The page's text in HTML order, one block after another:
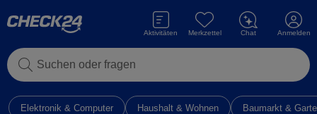
Suchen oder fragen
Aktivitäten Merkzettel Chat Anmelden
Elektronik & Computer Haushalt & Wohnen Baumarkt &